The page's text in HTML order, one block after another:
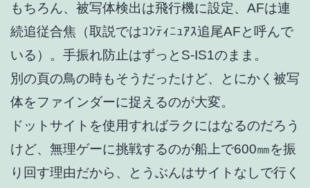
もちろん、被写体検出は飛行機に設定、AFは連
続追従合焦（取説ではｺﾝﾃｨﾆｭｱｽ追尾AFと呼んで
いる）。手振れ防止はずっとS-IS1のまま。
別の頁の鳥の時もそうだったけど、とにかく被写
体をファインダーに捉えるのが大変。
ドットサイトを使用すればラクにはなるのだろう
けど、無理ゲーに挑戦するのが船上で600㎜を振
り回す理由だから、とうぶんはサイトなしで行く